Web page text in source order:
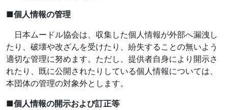
■個人情報の管理
日本ムードル協会は、収集した個人情報が外部へ漏洩し
たり、破壊や改ざんを受けたり、紛失することの無いよう
適切な管理に努めます。ただし、提供者自身により開示さ
れたり、既に公開されたりしている個人情報については、
本団体の管理の対象外とします。
■個人情報の開示および訂正等